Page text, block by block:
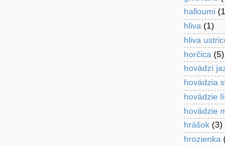
halloumi
hliva (1)
hliva
horčica (5)
hovädzí
hovädzia
hovädzie
hovädzie
hrášok (3)
hrozienka